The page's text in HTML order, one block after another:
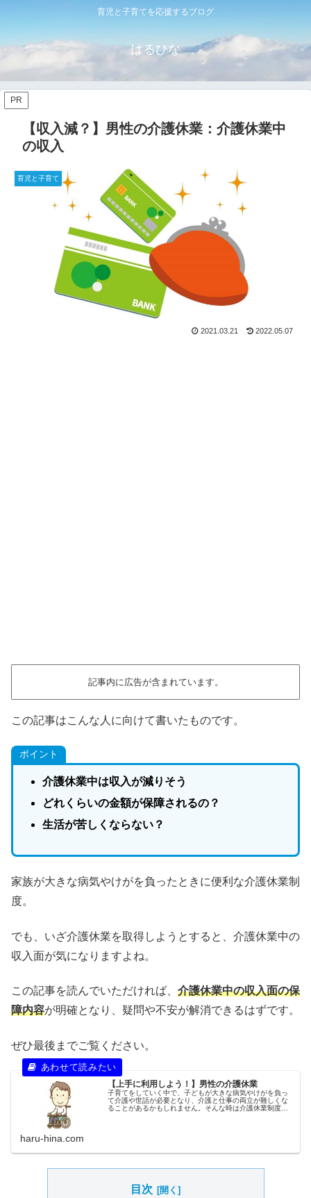
育児と子育てを応援するブログ
はるひな
PR
【収入減？】男性の介護休業：介護休業中
の収入
育児と子育て
2021.03.21 2022.05.07
記事内に広告が含まれています。
この記事はこんな人に向けて書いたものです。
ポイント
介護休業中は収入が減りそう
どれくらいの金額が保障されるの？
生活が苦しくならない？
家族が大きな病気やけがを負ったときに便利な介護休業制
度。
でも、いざ介護休業を取得しようとすると、介護休業中の
収入面が気になりますよね。
この記事を読んでいただければ、 介護休業中の収入面の保
障内容が明確となり、疑問や不安が解消できるはずです。
ぜひ最後までご覧ください。
【上手に利用しよう！】男性の介護休業
子育てをしていく中で、子どもが大きな病気やけがを負っ
て介護や世話が必要となり、介護と仕事の両立が難しくな
ることがあるかもしれません。そんな時は介護休業制度を
haru-hina.com
目次